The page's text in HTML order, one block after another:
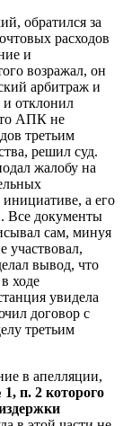
обратился за
расходов
и
возражал, он
арбитраж и
отклонил
АПК не
третьим
решил суд.
жалобу на
а его
Все документы
сам, минуя
участвовал,
вывод, что
ходе
увидела
договор с
третьим
в апелляции,
п. 2 которого